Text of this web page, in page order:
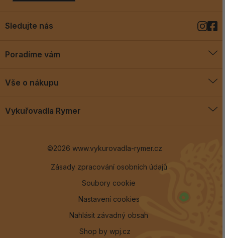
Poradíme vám
Blog
Vše o nákupu
Vykuřovadla Rymer
Sledujte nás
©2026 www.vykurovadla-rymer.cz
Zásady zpracování osobních údajů
Soubory cookie
Nastavení cookies
Nahlásit závadný obsah
Shop by wpj.cz